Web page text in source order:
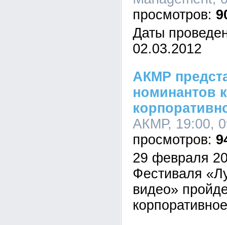
Даты
02.03.2012
АКМР
номинантов
АКМР, 19:00,
29 февраля
Фестиваля
видео»